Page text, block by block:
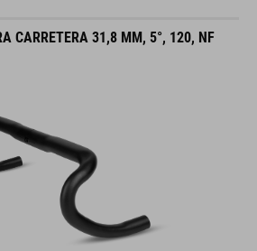
CARRETERA 31,8 MM, 5°, 120, NF